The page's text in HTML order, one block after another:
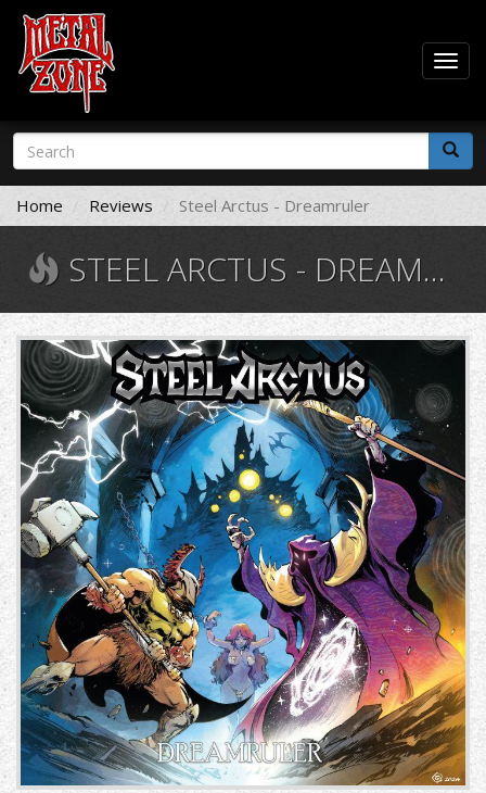
Skip
main
content
Search
form
Search
Home Reviews Steel Arctus - Dreamruler
STEEL ARCTUS - DREAMRULER
1377392.jpg